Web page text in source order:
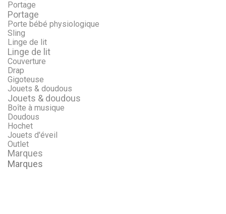
Portage
Portage
Porte bébé physiologique
Sling
Linge de lit
Linge de lit
Couverture
Drap
Gigoteuse
Jouets & doudous
Jouets & doudous
Boîte à musique
Doudous
Hochet
Jouets d'éveil
Outlet
Marques
Marques